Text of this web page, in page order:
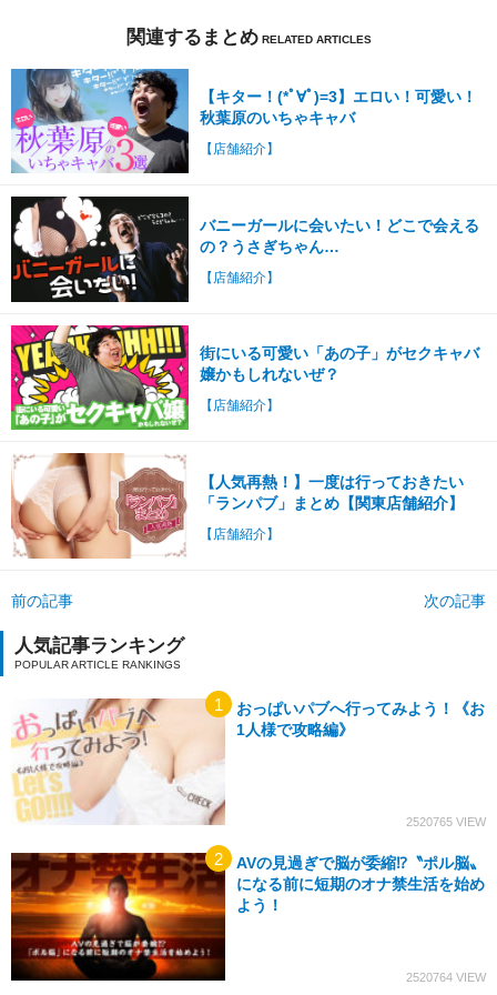
関連するまとめ
【キター！(*ﾟ∀ﾟ)=3】エロい！可愛い！
秋葉原のいちゃキャバ
【店舗紹介】
バニーガールに会いたい！どこで会える
の？うさぎちゃん…
【店舗紹介】
街にいる可愛い「あの子」がセクキャバ
嬢かもしれないぜ？
【店舗紹介】
【人気再熱！】一度は行っておきたい
「ランパブ」まとめ【関東店舗紹介】
【店舗紹介】
前の記事 次の記事
人気記事ランキング
おっぱいパブへ行ってみよう！《お
1人様で攻略編》
2520765
AVの見過ぎで脳が委縮⁉〝ポル脳〟
になる前に短期のオナ禁生活を始め
よう！
2520764